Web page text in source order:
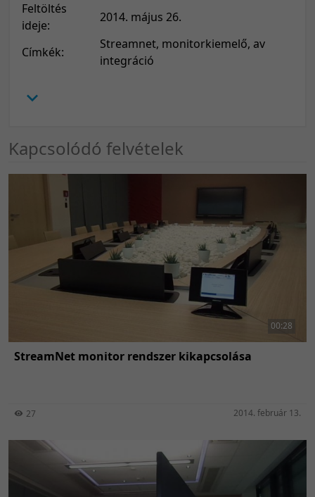
Feltöltés
ideje:
2014. május 26.
Címkék:
Streamnet, monitorkiemelő, av
integráció
Kapcsolódó felvételek
00:28
StreamNet monitor rendszer kikapcsolása
27 2014. február 13.